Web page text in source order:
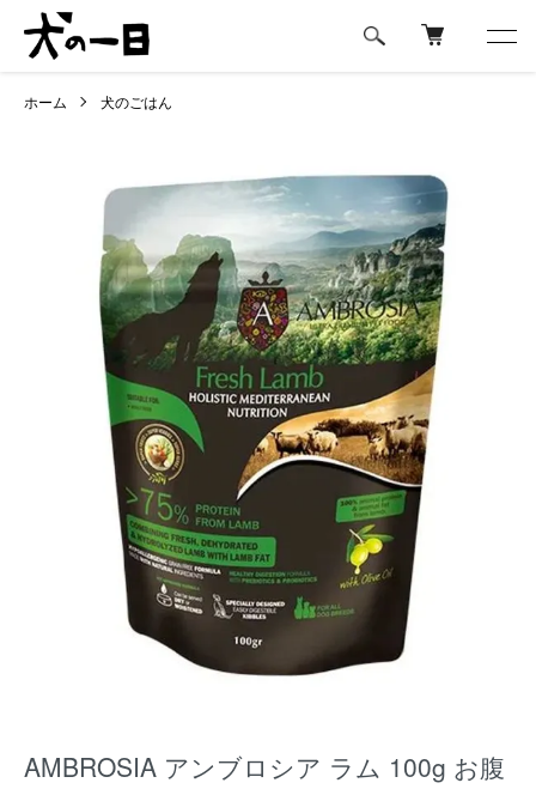
ホーム 犬のごはん
AMBROSIA アンブロシア ラム 100g お腹